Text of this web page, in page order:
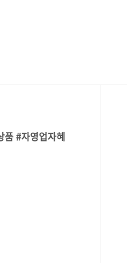
품 #자영업자혜